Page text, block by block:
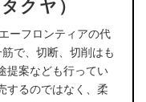
クヤ）
ーフロンティアの代
で、切断、切削はも
提案なども行ってい
するのではなく、柔